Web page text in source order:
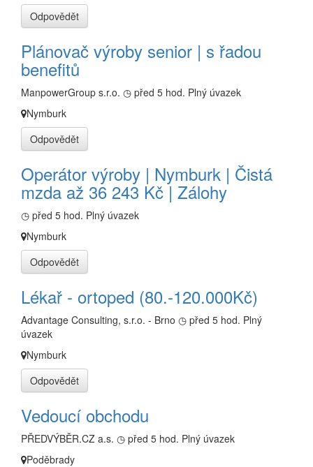
Odpovědět
Plánovač výroby senior | s řadou
benefitů
ManpowerGroup s.r.o. ◷ před 5 hod. Plný úvazek
Nymburk
Odpovědět
Operátor výroby | Nymburk | Čistá
mzda až 36 243 Kč | Zálohy
◷ před 5 hod. Plný úvazek
Nymburk
Odpovědět
Lékař - ortoped (80.-120.000Kč)
Advantage Consulting, s.r.o. - Brno ◷ před 5 hod. Plný
úvazek
Nymburk
Odpovědět
Vedoucí obchodu
PŘEDVÝBĚR.CZ a.s. ◷ před 5 hod. Plný úvazek
Poděbrady